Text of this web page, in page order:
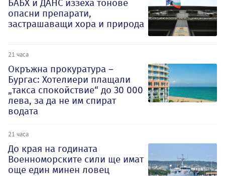
БАБХ и ДАНС иззеха тонове
опасни препарати,
застрашаващи хора и природа
21 часа
Окръжна прокуратура –
Бургас: Хотелиери плащали
„такса спокойствие“ до 30 000
лева, за да не им спират
водата
21 часа
До края на годината
Военноморските сили ще имат
още един минен ловец